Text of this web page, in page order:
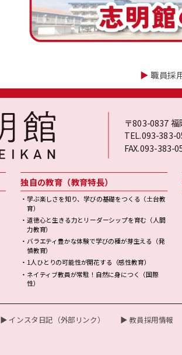
▶ 職員採
〒803-0837
TEL.093-383-
FAX.093-383-
独自の教育（教育特長）
・学ぶ楽しさを知り、学びの基礎をつくる（土台教
育）
・道徳心と生きる力とリーダーシップを育む（人間
力教育）
・バラエティ豊かな体験で学びの種が芽生える（発
憤教育）
・1人ひとりの可能性が開花する（感性教育）
・ネイティブ教員が常駐！自然に身につく（国際
性）
▶ インスタ日記（外部リンク） ▶ 教員採用情報